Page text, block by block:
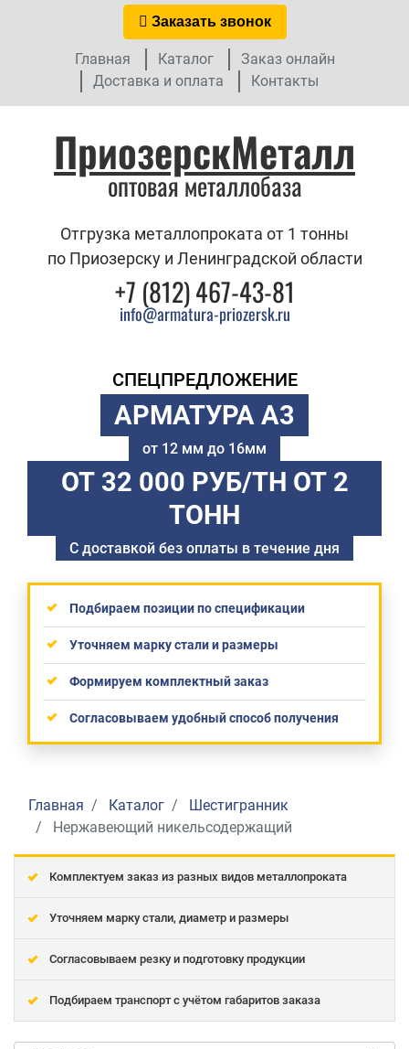
Заказать звонок
Главная Каталог
Заказ онлайн
Доставка и оплата
Контакты
ПриозерскМеталл
оптовая металлобаза
Отгрузка металлопроката от 1 тонны
по Приозерску и Ленинградской области
+7 (812) 467-43-81
info@armatura-priozersk.ru
СПЕЦПРЕДЛОЖЕНИЕ
АРМАТУРА А3
от 12 мм до 16мм
ОТ 32 000 РУБ/ТН ОТ 2
ТОНН
С доставкой без оплаты в течение дня
Подбираем позиции по спецификации
Уточняем марку стали и размеры
Формируем комплектный заказ
Согласовываем удобный способ получения
Главная Каталог
Шестигранник
Нержавеющий никельсодержащий
Комплектуем заказ из разных видов металлопроката
Уточняем марку стали, диаметр и размеры
Согласовываем резку и подготовку продукции
Подбираем транспорт с учётом габаритов заказа